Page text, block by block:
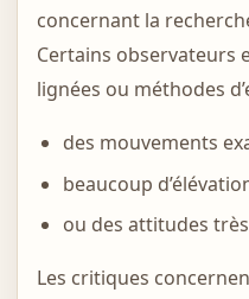
concernant la
Certains observateurs
lignées ou méthodes
des mouvements
beaucoup
ou des attitudes
Les critiques